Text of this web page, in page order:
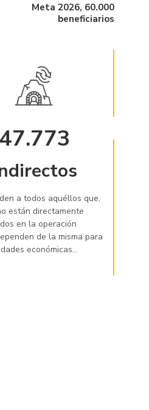
Meta 2026, 60.000
beneficiarios
47.773
a todos aquéllos que,
están directamente
en la operación
de la misma para
económicas...